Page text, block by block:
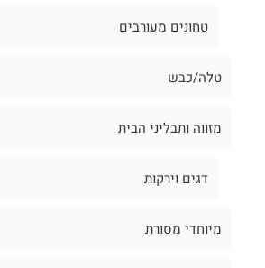
טחונים מעורבים
טלה/כבש
מזווה ותבליני הבית
דגים וירקות
מיוחדי מסורת